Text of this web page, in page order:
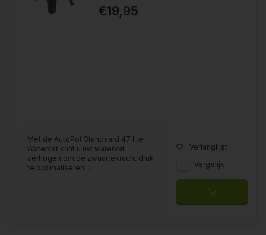
€19,95
Met de AutoPot Standaard 47 liter
Watervat kunt u uw watervat
verhogen om de zwaartekracht druk
te optimaliseren....
Verlanglijst
Vergelijk